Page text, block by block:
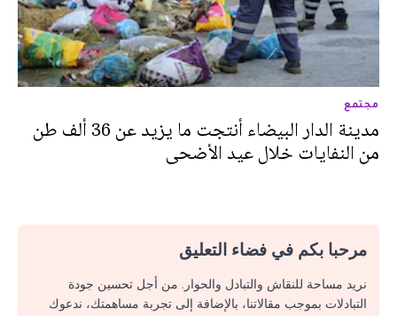
مجتمع
مدينة الدار البيضاء أنتجت ما يزيد عن 36 ألف طن
من النفايات خلال عيد الأضحى
مرحبا بكم في فضاء التعليق
نريد مساحة للنقاش والتبادل والحوار. من أجل تحسين جودة
التبادلات بموجب مقالاتنا، بالإضافة إلى تجربة مساهمتك، ندعوك